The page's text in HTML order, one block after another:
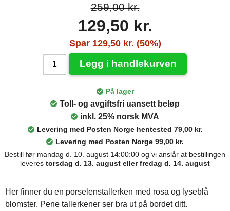
259,00 kr.
129,50 kr.
Spar 129,50 kr. (50%)
Legg i handlekurven
På lager
Toll- og avgiftsfri uansett beløp
inkl. 25% norsk MVA
Levering med Posten Norge hentested 79,00 kr.
Levering med Posten Norge 99,00 kr.
Bestill før mandag d. 10. august 14:00:00 og vi anslår at bestillingen
leveres torsdag d. 13. august eller fredag d. 14. august
Her finner du en porselenstallerken med rosa og lyseblå
blomster. Pene tallerkener ser bra ut på bordet ditt.